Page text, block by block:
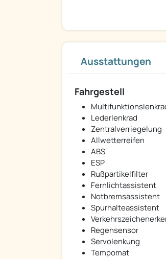
Ausstattungen
Fahrgestell
Lederlenkrad
Zentralverriegelung
Allwetterreifen
ABS
ESP
Rußpartikelfilter
Fernlichtassistent
Notbremsassistent
Spurhalteassistent
Regensensor
Servolenkung
Tempomat